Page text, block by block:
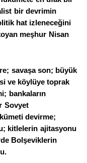
bir devrimin
hat izleneceğini
meşhur Nisan
savaşa son; büyük
ve köylüye toprak
bankaların
Sovyet
devirme;
kitlelerin ajitasyonu
Bolşeviklerin